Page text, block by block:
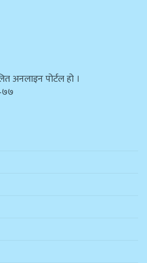
अनलाइन पोर्टल हो ।